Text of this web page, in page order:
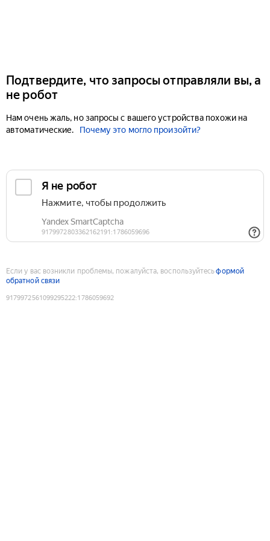
Подтвердите, что запросы отправляли вы, а
не робот
Нам очень жаль, но запросы с вашего устройства похожи на
автоматические.
Почему это могло произойти?
Если у вас возникли проблемы, пожалуйста, воспользуйтесьформой
обратной связи
9179972561099295222:1786059692